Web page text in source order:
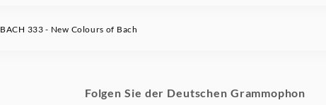
BACH 333 - New Colours of Bach
Folgen Sie der Deutschen Grammophon